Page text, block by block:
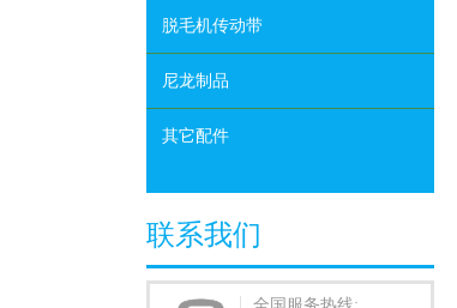
脱毛机传动带
尼龙制品
其它配件
联系我们